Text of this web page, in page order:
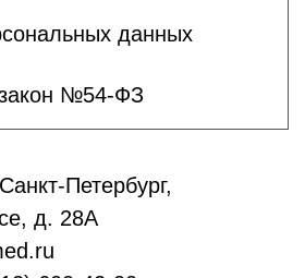
данных
№54-ФЗ
Петербург,
д. 28А